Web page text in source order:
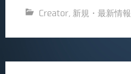
e
b
o
l
Creator, 新規・最新情報